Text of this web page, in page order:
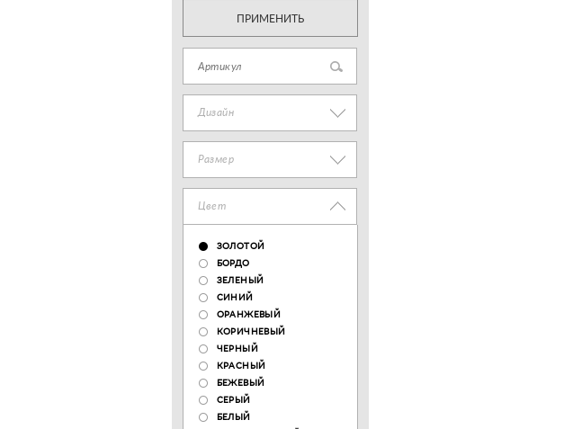
ПРИМЕНИТЬ
Дизайн
Размер
Цвет
ЗОЛОТОЙ
БОРДО
ЗЕЛЕНЫЙ
СИНИЙ
ОРАНЖЕВЫЙ
КОРИЧНЕВЫЙ
ЧЕРНЫЙ
КРАСНЫЙ
БЕЖЕВЫЙ
СЕРЫЙ
БЕЛЫЙ